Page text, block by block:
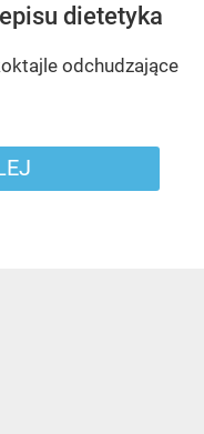
dietetyka
odchudzające